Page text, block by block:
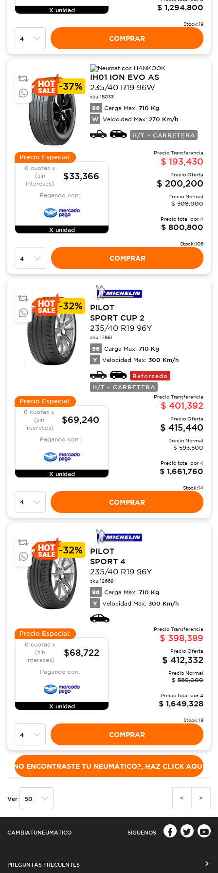
X unidad $ 1,294,800
Stock:19
COMPRAR
-37%
IH01 ION EVO AS
235/40 R19 96W
sku:18033
96 Carga Max: 710 Kg
W Velocidad Max: 270 Km/h
H/T - CARRETERA
Precio Especial:
6 cuotas x
(sin
intereses)
$33,366
Pagando con:
X unidad
Precio Transferencia
$ 193,430
Precio Oferta
$ 200,200
Precio Normal
$ 308,000
Precio total por 4
$ 800,800
Stock:106
COMPRAR
-32%
PILOT
SPORT CUP 2
235/40 R19 96Y
sku:17851
96 Carga Max: 710 Kg
Y Velocidad Max: 300 Km/h
Reforzado
H/T - CARRETERA
Precio Especial:
6 cuotas x
(sin
intereses)
$69,240
Pagando con:
X unidad
Precio Transferencia
$ 401,392
Precio Oferta
$ 415,440
Precio Normal
$ 593,500
Precio total por 4
$ 1,661,760
Stock:14
COMPRAR
-32%
PILOT
SPORT 4
235/40 R19 96Y
sku:12669
96 Carga Max: 710 Kg
Y Velocidad Max: 300 Km/h
Precio Especial:
6 cuotas x
(sin
intereses)
$68,722
Pagando con:
X unidad
Precio Transferencia
$ 398,389
Precio Oferta
$ 412,332
Precio Normal
$ 589,000
Precio total por 4
$ 1,649,328
Stock:18
COMPRAR
NO ENCONTRASTE TU NEUMÁTICO?, HAZ CLICK AQUÍ
Ver < >
CAMBIATUNEUMATICO SÍGUENOS
PREGUNTAS FRECUENTES